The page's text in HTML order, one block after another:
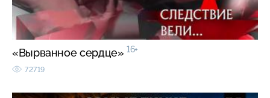
«Вырванное сердце» 16+
72719